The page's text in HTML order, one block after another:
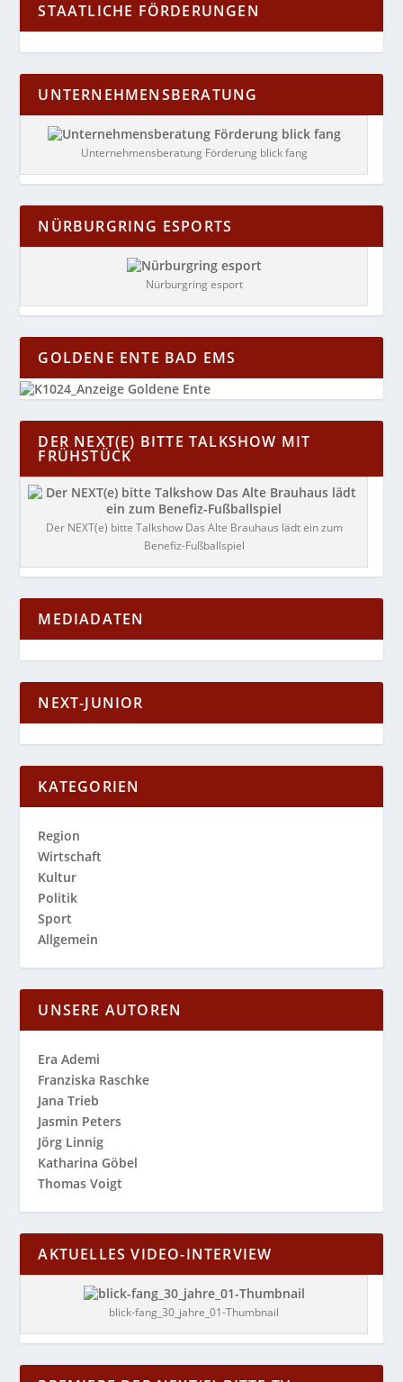
STAATLICHE FÖRDERUNGEN
UNTERNEHMENSBERATUNG
Unternehmensberatung Förderung blick fang
NÜRBURGRING ESPORTS
Nürburgring esport
GOLDENE ENTE BAD EMS
DER NEXT(E) BITTE TALKSHOW MIT
FRÜHSTÜCK
Der NEXT(e) bitte Talkshow Das Alte Brauhaus lädt ein zum
Benefiz-Fußballspiel
MEDIADATEN
NEXT-JUNIOR
KATEGORIEN
Region
Wirtschaft
Kultur
Politik
Sport
Allgemein
UNSERE AUTOREN
Era Ademi
Franziska Raschke
Jana Trieb
Jasmin Peters
Jörg Linnig
Katharina Göbel
Thomas Voigt
AKTUELLES VIDEO-INTERVIEW
blick-fang_30_jahre_01-Thumbnail